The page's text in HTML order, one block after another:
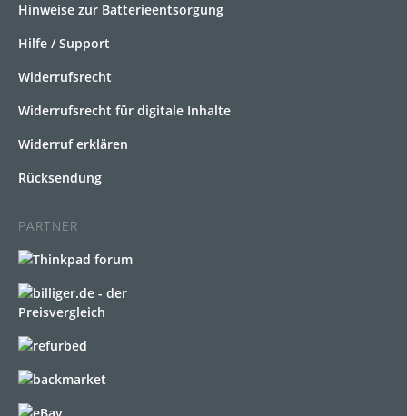
Hinweise zur Batterieentsorgung
Hilfe / Support
Widerrufsrecht
Widerrufsrecht für digitale Inhalte
Widerruf erklären
Rücksendung
PARTNER